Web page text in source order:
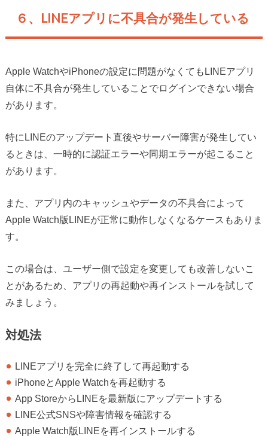
６、LINEアプリに不具合が発生している
Apple WatchやiPhoneの設定に問題がなくてもLINEアプリ
自体に不具合が発生していることでログインできない場合
があります。
特にLINEのアップデート直後やサーバー障害が発生してい
るときは、一時的に認証エラーや同期エラーが起こること
があります。
また、アプリ内のキャッシュやデータの不具合によって
Apple Watch版LINEが正常に動作しなくなるケースもありま
す。
この場合は、ユーザー側で設定を変更しても改善しないこ
とがあるため、アプリの再起動や再インストールを試して
みましょう。
対処法
LINEアプリを完全に終了して再起動する
iPhoneとApple Watchを再起動する
App StoreからLINEを最新版にアップデートする
LINE公式SNSや障害情報を確認する
Apple Watch版LINEを再インストールする